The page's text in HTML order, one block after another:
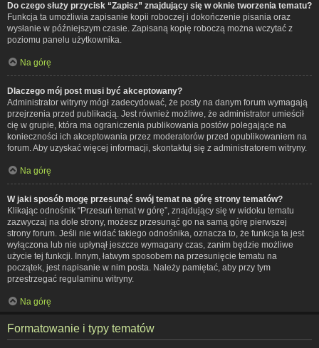
Do czego służy przycisk “Zapisz” znajdujący się w oknie tworzenia tematu?
Funkcja ta umożliwia zapisanie kopii roboczej i dokończenie pisania oraz
wysłanie w późniejszym czasie. Zapisaną kopię roboczą można wczytać z
poziomu panelu użytkownika.
Na górę
Dlaczego mój post musi być akceptowany?
Administrator witryny mógł zadecydować, że posty na danym forum wymagają
przejrzenia przed publikacją. Jest również możliwe, że administrator umieścił
cię w grupie, która ma ograniczenia publikowania postów polegające na
konieczności ich akceptowania przez moderatorów przed opublikowaniem na
forum. Aby uzyskać więcej informacji, skontaktuj się z administratorem witryny.
Na górę
W jaki sposób mogę przesunąć swój temat na górę strony tematów?
Klikając odnośnik “Przesuń temat w górę”, znajdujący się w widoku tematu
zazwyczaj na dole strony, możesz przesunąć go na samą górę pierwszej
strony forum. Jeśli nie widać takiego odnośnika, oznacza to, że funkcja ta jest
wyłączona lub nie upłynął jeszcze wymagany czas, zanim będzie możliwe
użycie tej funkcji. Innym, łatwym sposobem na przesunięcie tematu na
początek, jest napisanie w nim posta. Należy pamiętać, aby przy tym
przestrzegać regulaminu witryny.
Na górę
Formatowanie i typy tematów